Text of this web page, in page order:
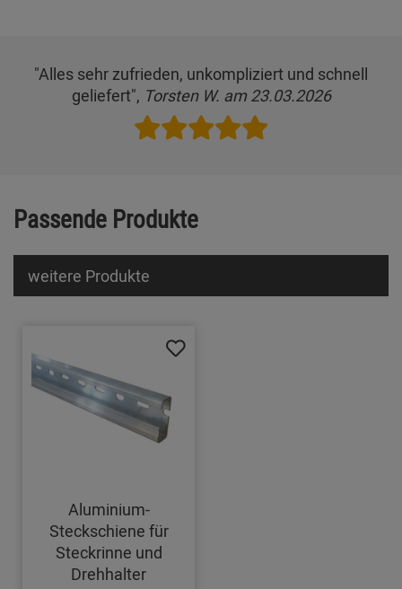
"Alles sehr zufrieden, unkompliziert und schnell
geliefert", Torsten W. am 23.03.2026
Passende Produkte
weitere Produkte
Aluminium-
Steckschiene für
Steckrinne und
Drehhalter